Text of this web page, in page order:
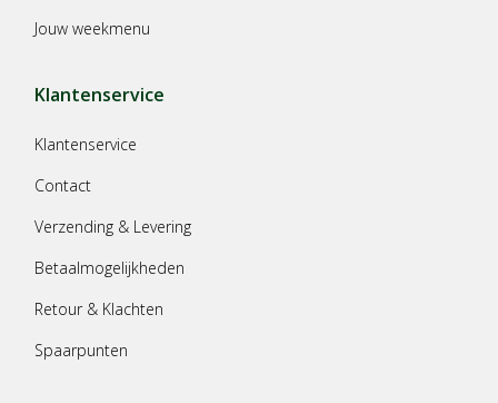
Jouw weekmenu
Klantenservice
Klantenservice
Contact
Verzending & Levering
Betaalmogelijkheden
Retour & Klachten
Spaarpunten